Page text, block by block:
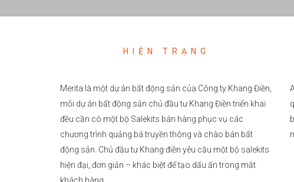
HIỆN TRẠNG
Merita là một dự án bất động sản của Công ty Khang Điền,
mỗi dự án bất động sản chủ đầu tư Khang Điền triển khai
đều cần có một bộ Salekits bán hàng phục vụ các
chương trình quảng bá truyền thông và chào bán bất
động sản. Chủ đầu tư Khang điền yêu cầu một bộ salekits
hiện đại, đơn giản – khác biệt để tạo dấu ấn trong mắt